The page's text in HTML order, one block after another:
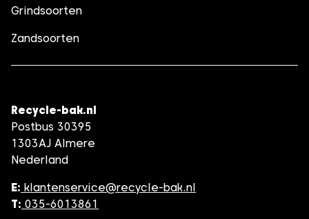
Grindsoorten
Zandsoorten
Recycle-bak.nl
Postbus 30395
1303AJ Almere
Nederland
E: klantenservice@recycle-bak.nl
T: 035-6013861